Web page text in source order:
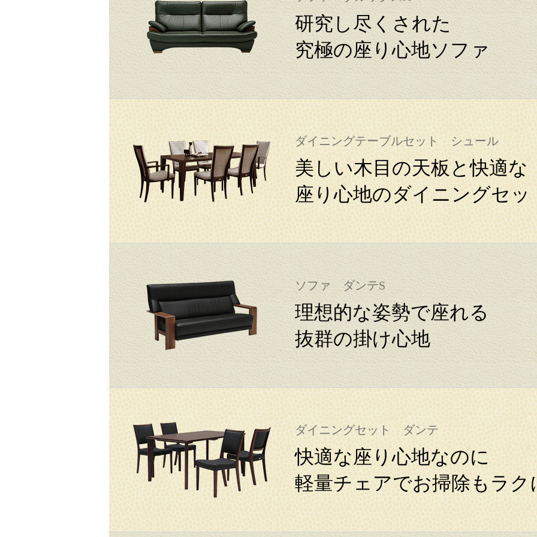
研究し尽くされた
究極の座り心地ソファ
ダイニングテーブルセット シュール
美しい木目の天板と快適な
座り心地のダイニングセッ
ソファ ダンテS
理想的な姿勢で座れる
抜群の掛け心地
ダイニングセット ダンテ
快適な座り心地なのに
軽量チェアでお掃除もラク